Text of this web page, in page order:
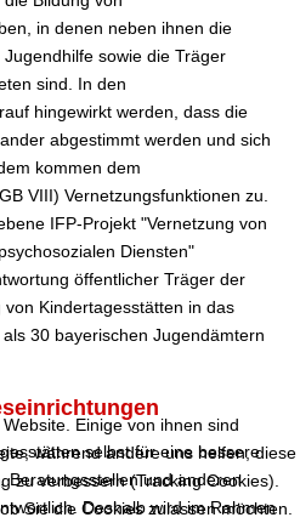
in denen neben ihnen die
sowie die Träger
sind. In den
hingewirkt werden, dass die
abgestimmt werden und sich
kommen dem
VIII) Vernetzungsfunktionen zu.
IFP-Projekt "Vernetzung von
Diensten"
öffentlicher Träger der
Kindertagesstätten in das
30 bayerischen Jugendämtern
selbst für eine bessere
Beratungsstellen und anderen
Deshalb wird im Rahmen
Einige von ihnen sind
während andere uns helfen, diese
zu verbessern (Tracking Cookies).
Sie die Cookies zulassen möchten.